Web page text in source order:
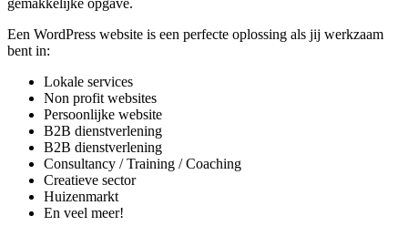
gemakkelijke opgave.
Een WordPress website is een perfecte oplossing als jij werkzaam
bent in:
Lokale services
Non profit websites
Persoonlijke website
B2B dienstverlening
B2B dienstverlening
Consultancy / Training / Coaching
Creatieve sector
Huizenmarkt
En veel meer!